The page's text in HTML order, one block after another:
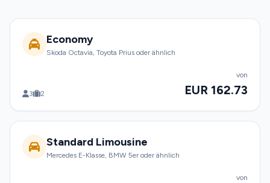
Economy
Skoda Octavia, Toyota Prius oder ähnlich
3 2
von
EUR 162.73
Standard Limousine
Mercedes E-Klasse, BMW 5er oder ähnlich
von